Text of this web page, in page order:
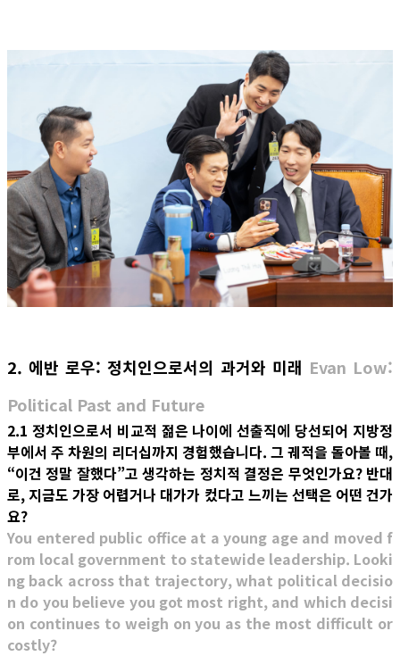
2. 에반 로우: 정치인으로서의 과거와 미래 Evan Low:
Political Past and Future
2.1 정치인으로서 비교적 젊은 나이에 선출직에 당선되어 지방정
부에서 주 차원의 리더십까지 경험했습니다. 그 궤적을 돌아볼 때,
“이건 정말 잘했다”고 생각하는 정치적 결정은 무엇인가요? 반대
로, 지금도 가장 어렵거나 대가가 컸다고 느끼는 선택은 어떤 건가
요?
You entered public office at a young age and moved f
rom local government to statewide leadership. Looki
ng back across that trajectory, what political decisio
n do you believe you got most right, and which decisi
on continues to weigh on you as the most difficult or
costly?